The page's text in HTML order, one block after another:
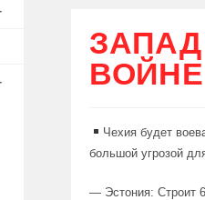
Чехия будет
большой угрозой
— Эстония: Строит